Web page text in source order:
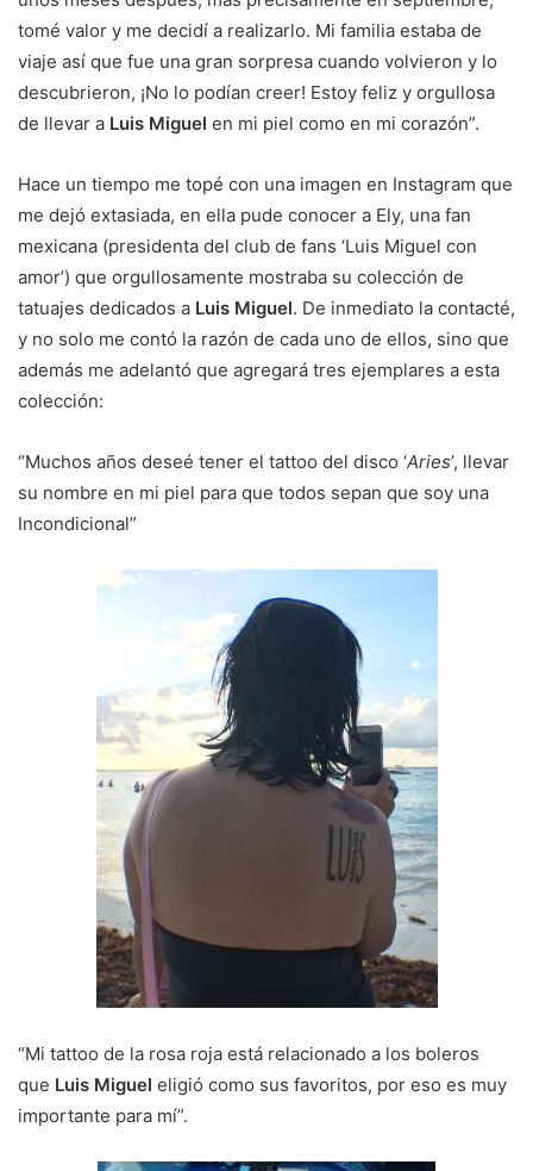
tomé valor y me decidí a realizarlo. Mi familia estaba de
viaje así que fue una gran sorpresa cuando volvieron y lo
descubrieron, ¡No lo podían creer! Estoy feliz y orgullosa
de llevar a Luis Miguel en mi piel como en mi corazón”.
Hace un tiempo me topé con una imagen en Instagram que
me dejó extasiada, en ella pude conocer a Ely, una fan
mexicana (presidenta del club de fans ‘Luis Miguel con
amor’) que orgullosamente mostraba su colección de
tatuajes dedicados a Luis Miguel. De inmediato la contacté,
y no solo me contó la razón de cada uno de ellos, sino que
además me adelantó que agregará tres ejemplares a esta
colección:
“Muchos años deseé tener el tattoo del disco ‘Aries’, llevar
su nombre en mi piel para que todos sepan que soy una
Incondicional”
“Mi tattoo de la rosa roja está relacionado a los boleros
que Luis Miguel eligió como sus favoritos, por eso es muy
importante para mí”.